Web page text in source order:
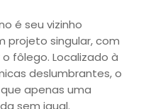
é seu vizinho
projeto singular, com
fôlego. Localizado à
deslumbrantes, o
apenas uma
sem igual.